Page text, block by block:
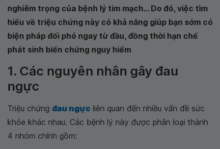
nghiêm trọng của bệnh lý tim mạch... Do đó, việc tìm
hiểu về triệu chứng này có khả năng giúp bạn sớm có
biện pháp đối phó ngay từ đầu, đồng thời hạn chế
phát sinh biến chứng nguy hiểm
1. Các nguyên nhân gây đau
ngực
Triệu chứng đau ngực liên quan đến nhiều vấn đề sức
khỏe khác nhau. Các bệnh lý này được phân loại thành
4 nhóm chính gồm: